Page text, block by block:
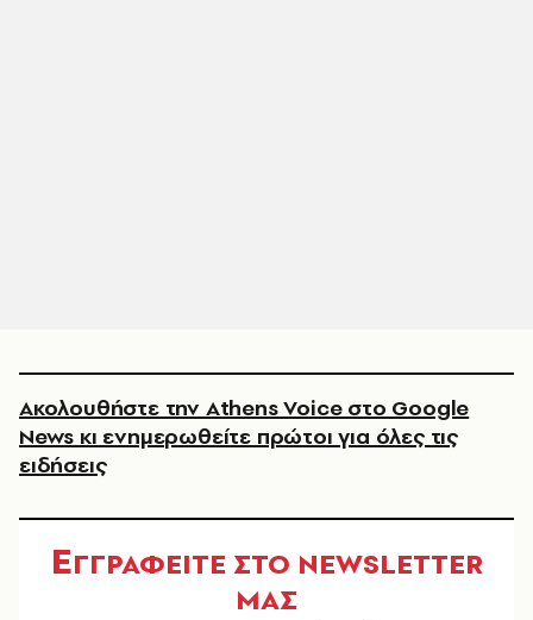
Ακολουθήστε την Athens Voice στο Google
News κι ενημερωθείτε πρώτοι για όλες τις
ειδήσεις
ΕΓΓΡΑΦΕΙΤΕ ΣΤΟ NEWSLETTER
ΜΑΣ